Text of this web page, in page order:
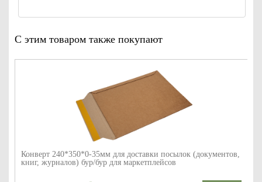
С этим товаром также покупают
Конверт 240*350*0-35мм для доставки посылок (документов,
книг, журналов) бур/бур для маркетплейсов